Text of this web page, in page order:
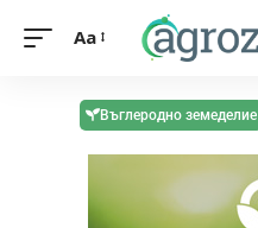
Aa
Въглеродно земеделие